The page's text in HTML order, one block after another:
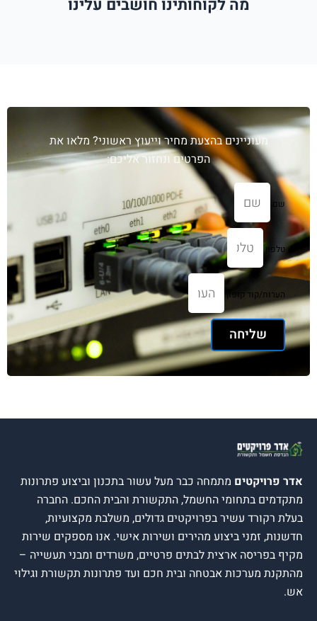
מה לקוחותינו חושבים עלינו
בהצעת מחיר וייעוץ ראשוני? מלאו את
הפרטים ונחזור אליכם:
קוד קופון
מתמחה כבר מעל עשור בתכנון וביצוע פתרונות
בתחומי החשמל, התקשורת והבית החכם. החברה
עשיר בפרויקטים גדולים, משלבת מקצועיות,
ביצוע מהירים ושירות אישי. אנו מספקים שירות
ארצית לבתים פרטיים, משרדים ומבני תעשייה –
אבטחה ובית חכם ועד פתרונות תקשורת וגילוי